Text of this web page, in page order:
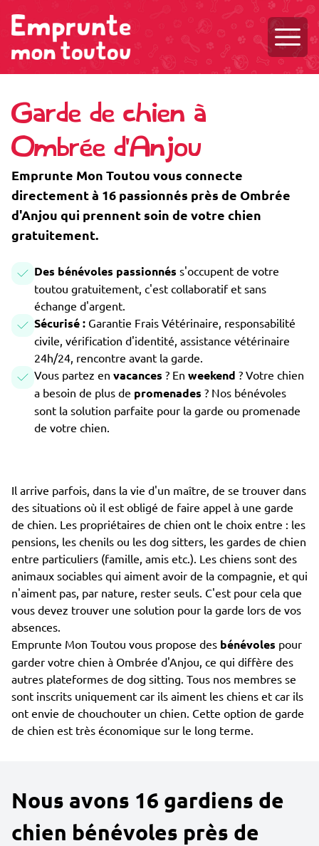
Garde de chien à
Ombrée d'Anjou
Emprunte Mon Toutou vous connecte
directement à 16 passionnés près de Ombrée
d'Anjou qui prennent soin de votre chien
gratuitement.
Des bénévoles passionnés s'occupent de votre
toutou gratuitement, c'est collaboratif et sans
échange d'argent.
Sécurisé : Garantie Frais Vétérinaire, responsabilité
civile, vérification d'identité, assistance vétérinaire
24h/24, rencontre avant la garde.
Vous partez en vacances ? En weekend ? Votre chien
a besoin de plus de promenades ? Nos bénévoles
sont la solution parfaite pour la garde ou promenade
de votre chien.
Il arrive parfois, dans la vie d'un maître, de se trouver dans
des situations où il est obligé de faire appel à une garde
de chien. Les propriétaires de chien ont le choix entre : les
pensions, les chenils ou les dog sitters, les gardes de chien
entre particuliers (famille, amis etc.). Les chiens sont des
animaux sociables qui aiment avoir de la compagnie, et qui
n'aiment pas, par nature, rester seuls. C'est pour cela que
vous devez trouver une solution pour la garde lors de vos
absences.
Emprunte Mon Toutou vous propose des bénévoles pour
garder votre chien à Ombrée d'Anjou, ce qui diffère des
autres plateformes de dog sitting. Tous nos membres se
sont inscrits uniquement car ils aiment les chiens et car ils
ont envie de chouchouter un chien. Cette option de garde
de chien est très économique sur le long terme.
Nous avons 16 gardiens de
chien bénévoles près de